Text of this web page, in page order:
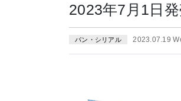
2023年7月1日
パン・シリアル 2023.07.19